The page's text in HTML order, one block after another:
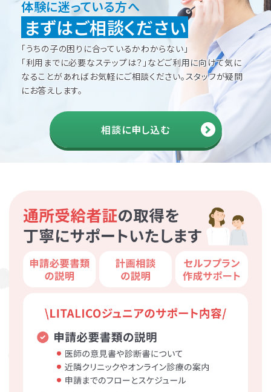
体験に迷っている方へ
まずはご相談ください
「うちの子の困りに合っているかわからない」
「利用までに必要なステップは？」などご利用に向けて気に
なることがあればお気軽にご相談ください。スタッフが疑問
にお答えします。
相談に申し込む